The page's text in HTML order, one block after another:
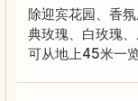
除迎宾花园、香
典玫瑰、白玫瑰
可从地上45米一